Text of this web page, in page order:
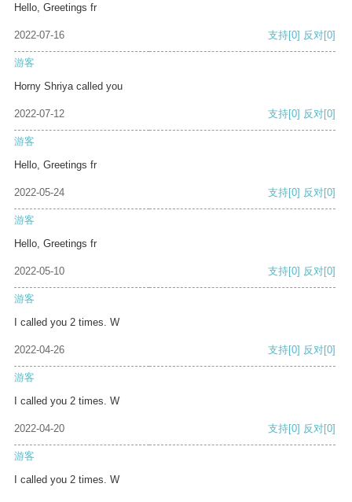
Hello, Greetings fr
2022-07-16 支持[0] 反对[0]
游客
Horny Shriya called you
2022-07-12 支持[0] 反对[0]
游客
Hello, Greetings fr
2022-05-24 支持[0] 反对[0]
游客
Hello, Greetings fr
2022-05-10 支持[0] 反对[0]
游客
I called you 2 times. W
2022-04-26 支持[0] 反对[0]
游客
I called you 2 times. W
2022-04-20 支持[0] 反对[0]
游客
I called you 2 times. W